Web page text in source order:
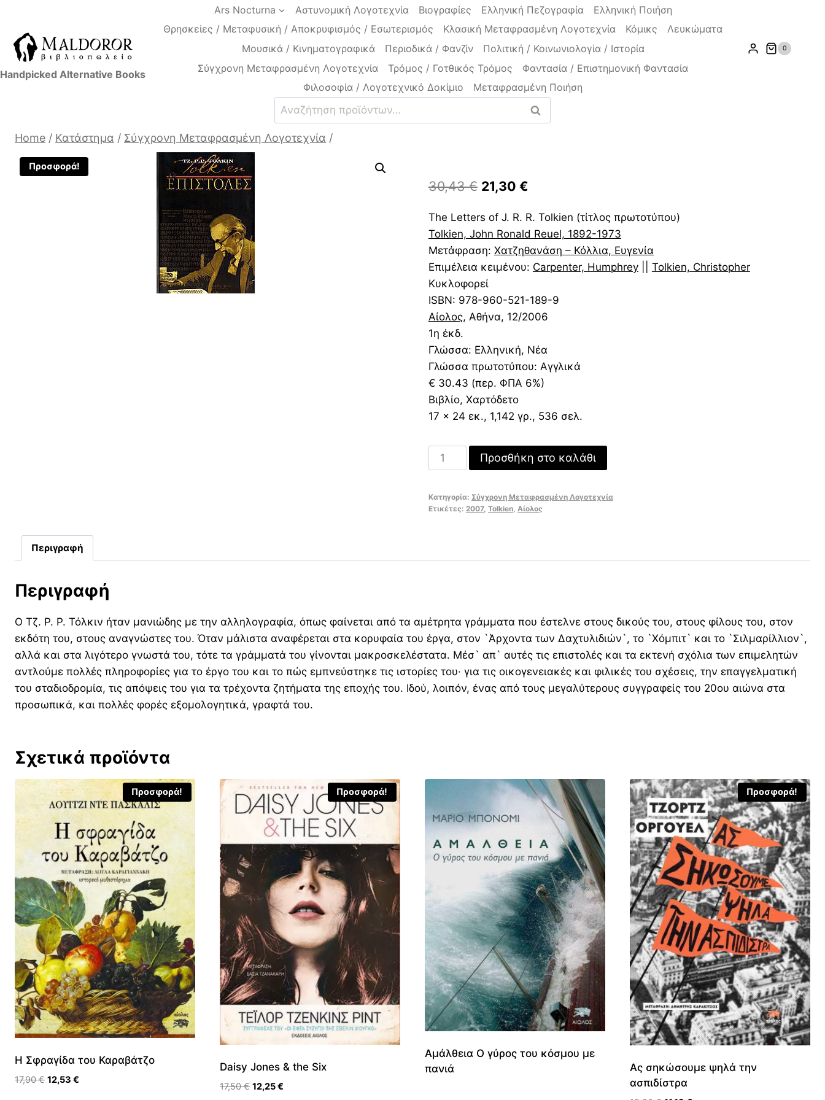
content
Handpicked Alternative Books
Ars Nocturna Αστυνομική Λογοτεχνία Βιογραφίες Ελληνική Πεζογραφία
Ελληνική Ποιήση
Θρησκείες / Μεταφυσική / Αποκρυφισμός / Εσωτερισμός
Κλασική Μεταφρασμένη Λογοτεχνία Κόμικς
Λευκώματα
Μουσικά / Κινηματογραφικά
Περιοδικά / Φανζίν
Πολιτική / Κοινωνιολογία / Ιστορία
Σύγχρονη Μεταφρασμένη Λογοτεχνία
Τρόμος / Γοτθικός Τρόμος
Φαντασία / Επιστημονική Φαντασία
Φιλοσοφία / Λογοτεχνικό Δοκίμιο
Μεταφρασμένη Ποιήση
0
Αναζήτηση
για:
Αναζήτηση
Home / Κατάστημα / Σύγχρονη Μεταφρασμένη Λογοτεχνία /
Προσφορά!
30,43€ Original
was:
30,43 €.
21,30 €Η
τιμή
είναι:
21,30 €.
The Letters of J. R. R. Tolkien (τίτλος πρωτοτύπου)
Tolkien, John Ronald Reuel, 1892-1973
Μετάφραση: Χατζηθανάση – Κόλλια, Ευγενία
Επιμέλεια κειμένου: Carpenter, Humphrey
Tolkien, Christopher
Κυκλοφορεί
ISBN: 978-960-521-189-9
Αίολος, Αθήνα, 12/2006
1η έκδ.
Γλώσσα: Ελληνική, Νέα
Γλώσσα πρωτοτύπου: Αγγλικά
€ 30.43 (περ. ΦΠΑ 6%)
Βιβλίο, Χαρτόδετο
17 x 24 εκ., 1,142 γρ., 536 σελ.
Ποσότητα Προσθήκη στο καλάθι
Κατηγορία: Σύγχρονη Μεταφρασμένη Λογοτεχνία
Ετικέτες: 2007, Tolkien, Αίολος
Περιγραφή
Περιγραφή
Ο Τζ. Ρ. Ρ. Τόλκιν ήταν μανιώδης με την αλληλογραφία, όπως φαίνεται από τα αμέτρητα γράμματα που έστελνε στους δικούς του, στους φίλους του, στον
εκδότη του, στους αναγνώστες του. Όταν μάλιστα αναφέρεται στα κορυφαία του έργα, στον `Άρχοντα των Δαχτυλιδιών`, το `Χόμπιτ` και το `Σιλμαρίλλιον`,
αλλά και στα λιγότερο γνωστά του, τότε τα γράμματά του γίνονται μακροσκελέστατα. Μέσ` απ` αυτές τις επιστολές και τα εκτενή σχόλια των επιμελητών
αντλούμε πολλές πληροφορίες για το έργο του και το πώς εμπνεύστηκε τις ιστορίες του· για τις οικογενειακές και φιλικές του σχέσεις, την επαγγελματική
του σταδιοδρομία, τις απόψεις του για τα τρέχοντα ζητήματα της εποχής του. Ιδού, λοιπόν, ένας από τους μεγαλύτερους συγγραφείς του 20ου αιώνα στα
προσωπικά, και πολλές φορές εξομολογητικά, γραφτά του.
Σχετικά προϊόντα
Προσφορά!
Η Σφραγίδα του Καραβάτζο
17,90€ Original
12,53 €
Προσφορά!
Daisy Jones & the Six
17,50€ Original
12,25€
Αμάλθεια Ο γύρος του κόσμου με
πανιά
Προσφορά!
Ας σηκώσουμε ψηλά την
ασπιδίστρα